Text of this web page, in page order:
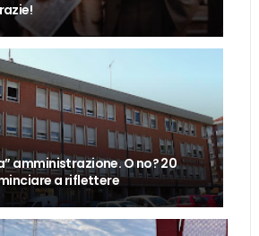
amministrazione. O no? 20
a riflettere